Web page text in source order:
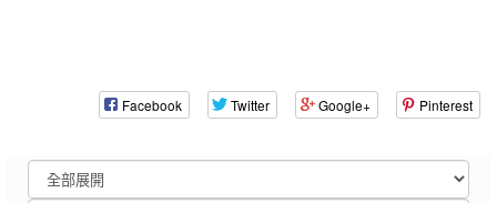
Facebook Twitter Google+ Pinterest